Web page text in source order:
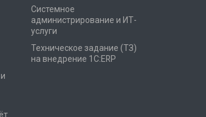
Системное
администрирование и ИТ-
услуги
Техническое задание (ТЗ)
на внедрение 1С:ERP